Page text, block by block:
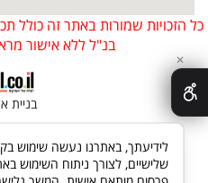
כל הזכויות שמורות באתר זה כולל
בנ"ל ללא אישור
בניית
✕
שלישיים, לצורך ניתוח השימוש